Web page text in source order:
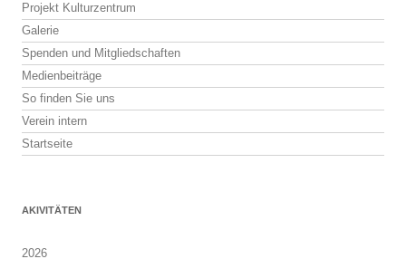
Projekt Kulturzentrum
Galerie
Spenden und Mitgliedschaften
Medienbeiträge
So finden Sie uns
Verein intern
Startseite
AKIVITÄTEN
2026